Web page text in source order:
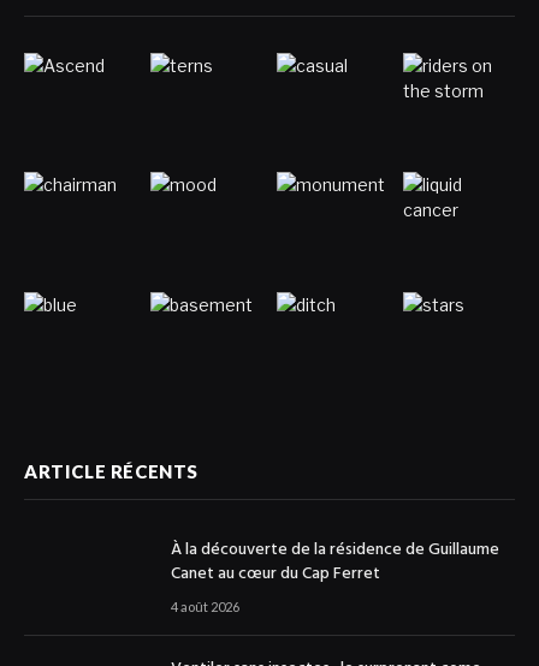
ARTICLE RÉCENTS
À la découverte de la résidence de Guillaume
Canet au cœur du Cap Ferret
4 août 2026